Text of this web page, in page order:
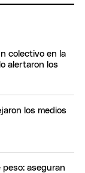
colectivo en la
alertaron los
los medios
aseguran